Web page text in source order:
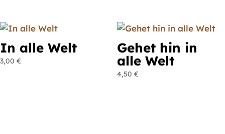
In alle Welt
3,00 €
Gehet hin in
alle Welt
4,50 €